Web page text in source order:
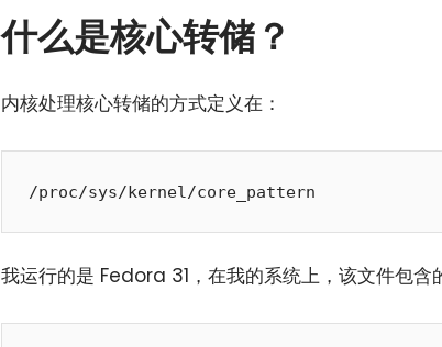
什么是核心转储？
内核处理核心转储的方式定义在：
我运行的是 Fedora 31，在我的系统上，该文件包含